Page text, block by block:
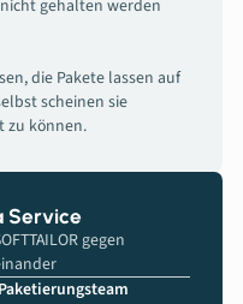
gehalten werden
die Pakete lassen auf
scheinen sie
zu können.
Service
gegen